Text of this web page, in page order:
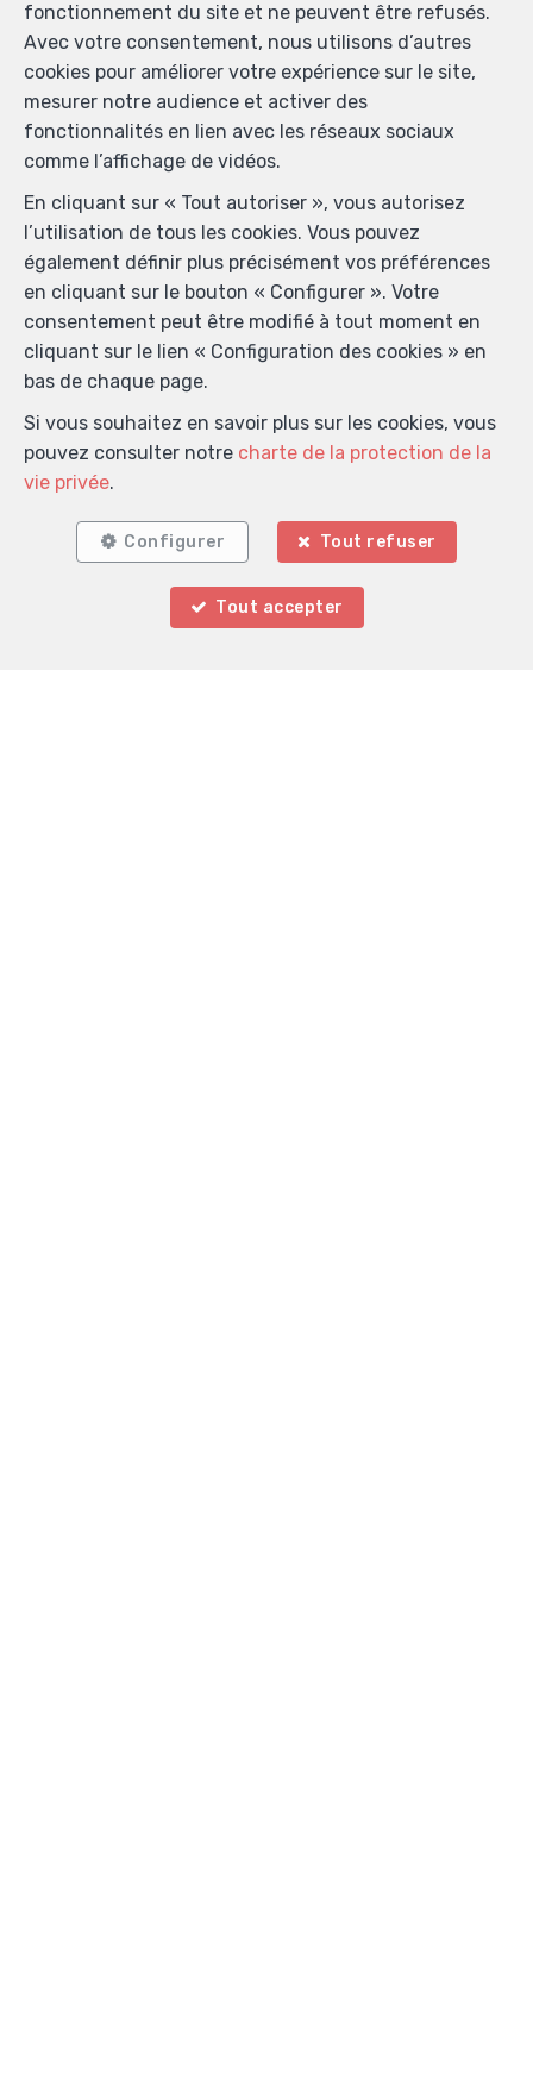
fonctionnement du site et ne peuvent être refusés.
Avec votre consentement, nous utilisons d’autres
cookies pour améliorer votre expérience sur le site,
mesurer notre audience et activer des
fonctionnalités en lien avec les réseaux sociaux
comme l’affichage de vidéos.
En cliquant sur « Tout autoriser », vous autorisez
l’utilisation de tous les cookies. Vous pouvez
également définir plus précisément vos préférences
en cliquant sur le bouton « Configurer ». Votre
consentement peut être modifié à tout moment en
cliquant sur le lien « Configuration des cookies » en
bas de chaque page.
Si vous souhaitez en savoir plus sur les cookies, vous
pouvez consulter notre charte de la protection de la
vie privée.
Configurer Tout refuser
Tout accepter